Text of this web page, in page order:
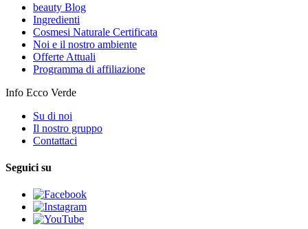
beauty Blog
Ingredienti
Cosmesi Naturale Certificata
Noi e il nostro ambiente
Offerte Attuali
Programma di affiliazione
Info Ecco Verde
Su di noi
Il nostro gruppo
Contattaci
Seguici su